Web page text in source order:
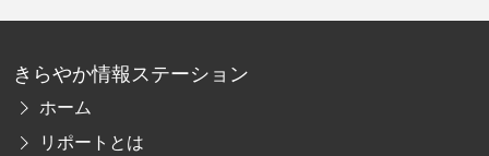
きらやか情報ステーション
ホーム
リポートとは